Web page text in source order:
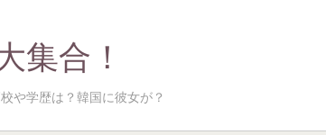
集合！
や学歴は？韓国に彼女が？